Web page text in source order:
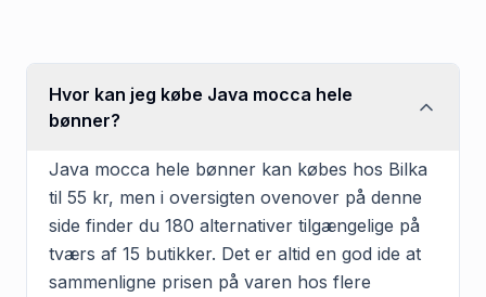
Hvor kan jeg købe Java mocca hele
bønner?
Java mocca hele bønner kan købes hos Bilka
til 55 kr, men i oversigten ovenover på denne
side finder du 180 alternativer tilgængelige på
tværs af 15 butikker. Det er altid en god ide at
sammenligne prisen på varen hos flere